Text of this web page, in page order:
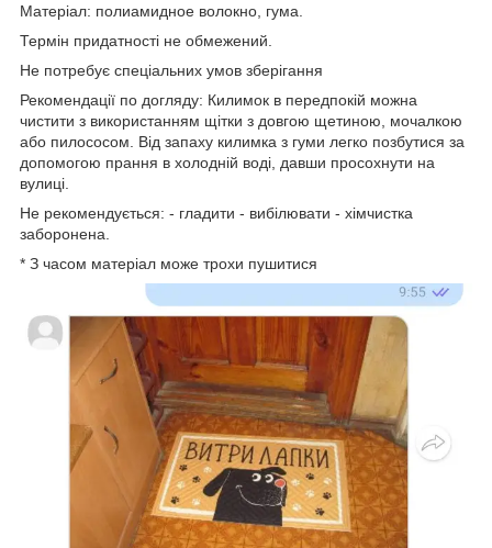
Матеріал: полиамидное волокно, гума.
Термін придатності не обмежений.
Не потребує спеціальних умов зберігання
Рекомендації по догляду: Килимок в передпокій можна
чистити з використанням щітки з довгою щетиною, мочалкою
або пилососом. Від запаху килимка з гуми легко позбутися за
допомогою прання в холодній воді, давши просохнути на
вулиці.
Не рекомендується: - гладити - вибілювати - хімчистка
заборонена.
* З часом матеріал може трохи пушитися